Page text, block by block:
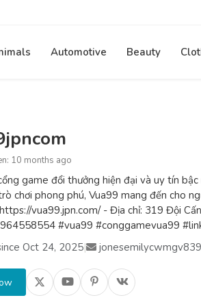
Automotive Beauty
10 months ago
game đổi thưởng hiện đại và uy tín
chơi phong phú, Vua99 mang đến cho
vua99.jpn.com/ - Địa chỉ: 319 Đội
#vua99 #conggamevua99
Oct 24, 2025|